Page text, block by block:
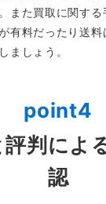
また買取に関す
有料だったり送
ましょう。
point4
評判によ
認